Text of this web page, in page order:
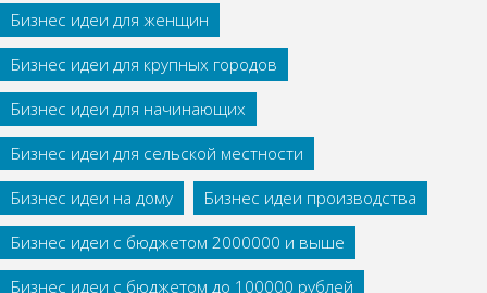
Бизнес идеи для женщин
Бизнес идеи для крупных городов
Бизнес идеи для начинающих
Бизнес идеи для сельской местности
Бизнес идеи на дому
Бизнес идеи производства
Бизнес идеи с бюджетом 2000000 и выше
Бизнес идеи с бюджетом до 100000 рублей